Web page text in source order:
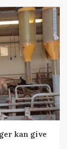
kan give